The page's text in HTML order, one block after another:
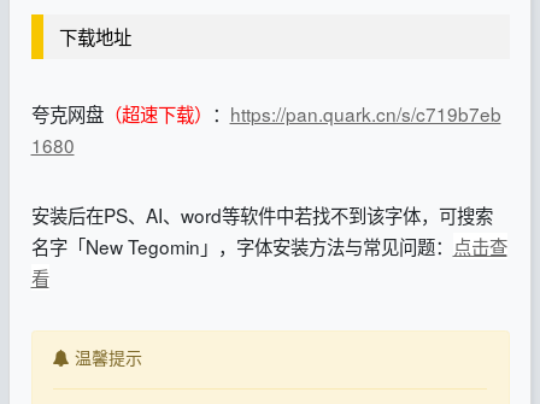
下载地址
夸克网盘（超速下载） ： https://pan.quark.cn/s/c719b7eb
1680
安装后在PS、AI、word等软件中若找不到该字体，可搜索
名字「New Tegomin」，字体安装方法与常见问题： 点击查
看
温馨提示